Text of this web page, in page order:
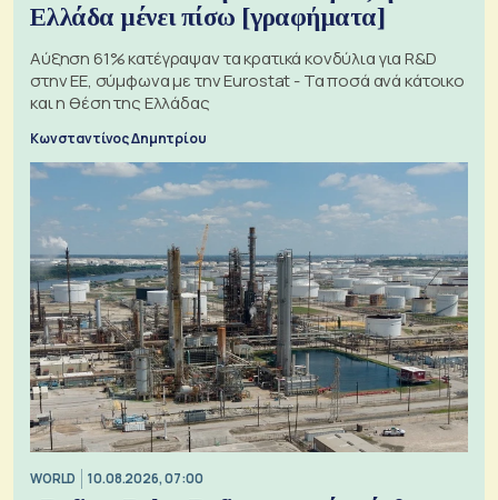
Ελλάδα μένει πίσω [γραφήματα]
Αύξηση 61% κατέγραψαν τα κρατικά κονδύλια για R&D
στην ΕΕ, σύμφωνα με την Eurostat - Τα ποσά ανά κάτοικο
και η θέση της Ελλάδας
Κωνσταντίνος Δημητρίου
WORLD 10.08.2026, 07:00